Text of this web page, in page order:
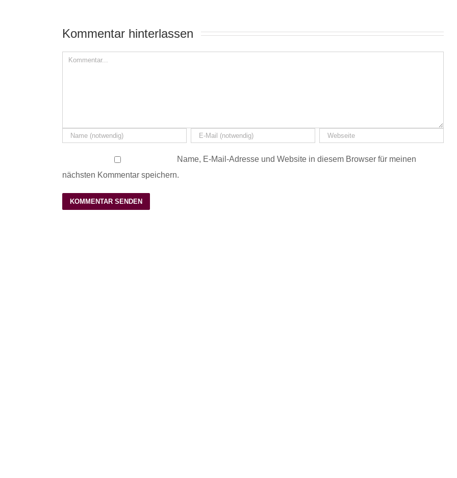
Kommentar hinterlassen
Name, E-Mail-Adresse und Website in diesem Browser für meinen
nächsten Kommentar speichern.